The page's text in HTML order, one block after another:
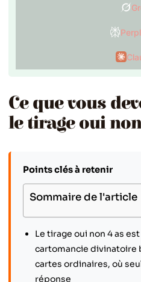
Ce que vous
le tirage oui
Points clés à retenir
Sommaire de l'article
Le tirage oui non 4 as
cartomancie divinatoire
cartes ordinaires, où
réponse